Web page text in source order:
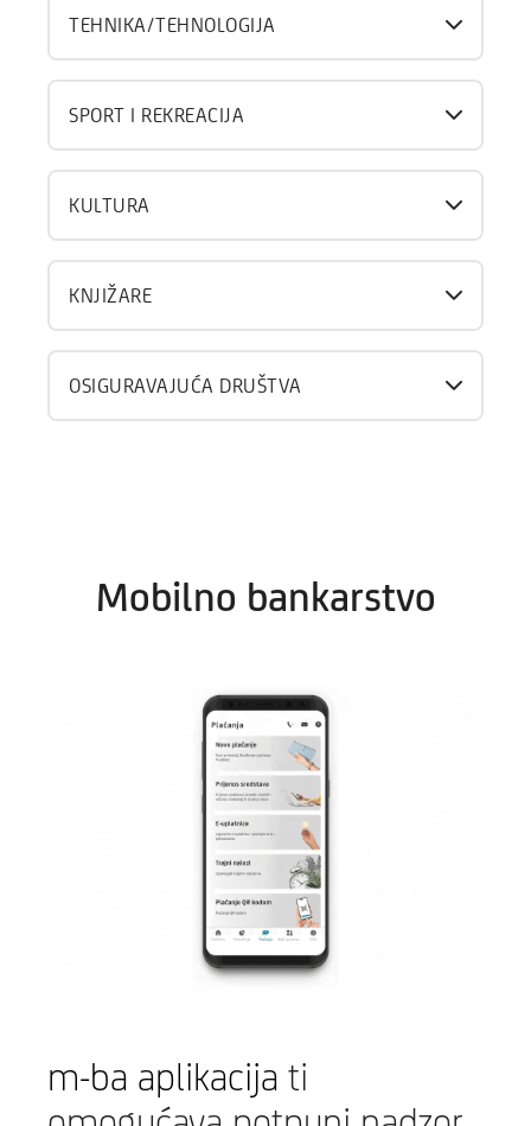
TEHNIKA/TEHNOLOGIJA
SPORT I REKREACIJA
KULTURA
KNJIŽARE
OSIGURAVAJUĆA DRUŠTVA
Mobilno bankarstvo
m-ba aplikacija ti